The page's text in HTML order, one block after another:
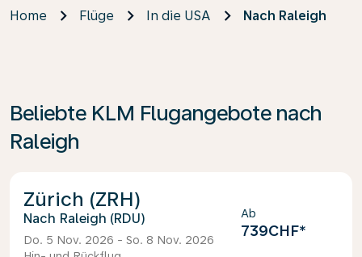
Home Flüge In die USA Nach Raleigh
Beliebte KLM Flugangebote nach
Raleigh
Zürich (ZRH)
Raleigh (RDU)
Do. 5 Nov. 2026 - So. 8 Nov. 2026
Ab
739CHF*